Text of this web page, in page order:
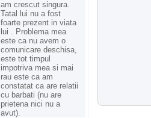
am crescut singura.
Tatal lui nu a fost
foarte prezent in viata
lui . Problema mea
este ca nu avem o
comunicare deschisa,
este tot timpul
impotriva mea si mai
rau este ca am
constatat ca are relatii
cu barbati (nu are
prietena nici nu a
avut).